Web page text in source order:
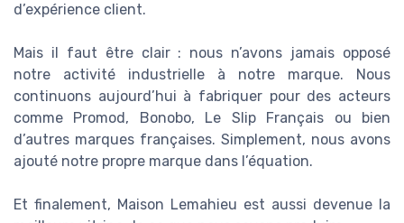
d’expérience client.
Mais il faut être clair : nous n’avons jamais opposé
notre activité industrielle à notre marque. Nous
continuons aujourd’hui à fabriquer pour des acteurs
comme Promod, Bonobo, Le Slip Français ou bien
d’autres marques françaises. Simplement, nous avons
ajouté notre propre marque dans l’équation.
Et finalement, Maison Lemahieu est aussi devenue la